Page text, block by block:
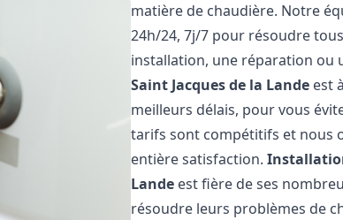
matière de chaudière. Notre
24h/24, 7j/7 pour résoudre
installation, une réparation ou
Saint Jacques de la Lande est
meilleurs délais, pour vous
tarifs sont compétitifs et nous
entière satisfaction.
Lande est fière de ses
résoudre leurs problèmes de